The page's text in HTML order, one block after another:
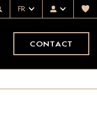
FR
CONTACT